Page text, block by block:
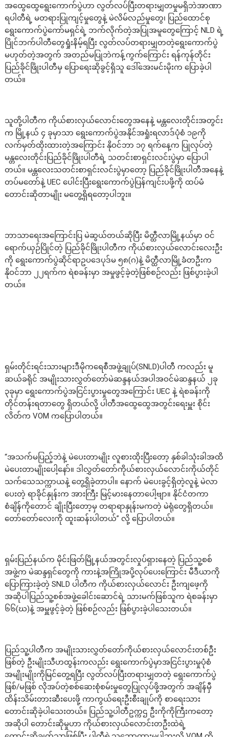
အထွေထွေရွေးကောက်ပွဲဟာ လွတ်လပ်ပြီးတရားမျှတမှုမရှိဘဲအာဏာ
ရပါတီရဲ့ မတရားပြုကျင့်မှုတွေနဲ့ မဲလိမ်လည်မှုတွေ၊ ပြည်ထောင်စု
ရွေးကောက်ပွဲကော်မရှင်ရဲ့ ဘက်လိုက်တဲ့အပြုအမူတွေကြောင့် NLD ရဲ့
ပြိုင်ဘက်ပါတီတွေရှုံးနိမ့်ရပြီး လွတ်လပ်တရားမျှတတဲ့ရွေးကောက်ပွဲ
မဟုတ်တဲ့အတွက် အတည်မပြုဘဲကန့်ကွက်ကြောင်း ရန်ကုန်တိုင်း
ပြည်ခိုင်ဖြိုးပါတီမှ ပြောရေးဆိုခွင့်ရှိသူ ဒေါ်အေးမင်းမိုးက ပြောခဲ့ပါ
တယ်။
သူတို့ပါတီက ကိုယ်စားလှယ်လောင်းတွေအနေနဲ့ မန္တလေးတိုင်းအတွင်း
က မြို့နယ် ၄ ခုမှာသာ ရွေးကောက်ပွဲအနိုင်အရှုံးရလာဒ်ပုံစံ ၁၉ကို
လက်မှတ်ထိုးထားတဲ့အကြောင်း နိုဝင်ဘာ ၁၇ ရက်နေ့က ပြုလုပ်တဲ့
မန္တလေးတိုင်းပြည်ခိုင်ဖြိုးပါတီရဲ့ သတင်းစာရှင်းလင်းပွဲမှာ ပြောပါ
တယ်။ မန္တလေးသတင်းစာရှင်းလင်းပွဲမှာတော့ ပြည်ခိုင်ဖြိုးပါတီအနေနဲ့
တပ်မတော်နဲ့ UEC ပေါင်းပြီးရွေးကောက်ပွဲပြန်ကျင်းပဖို့ကို ထပ်မံ
တောင်းဆိုတာမျိုး မတွေ့ရှိရတော့ပါဘူး။
ဘာသာရေးအကြောင်းပြ မဲဆွယ်တယ်ဆိုပြီး မိတ္ထီလာမြို့နယ်မှာ ဝင်
ရောက်ယှဉ်ပြိုင်တဲ့ ပြည်ခိုင်ဖြိုးပါတီက ကိုယ်စားလှယ်လောင်းလေးဦး
ကို ရွေးကောက်ပွဲဆိုင်ရာဥပဒေပုဒ်မ ၅၈(ဂ)နဲ့ မိတ္ထီလာမြို့ခံတဦးက
နိုဝင်ဘာ ၂၂ရက်က ရဲစခန်းမှာ အမှုဖွင့်ခဲ့တဲ့ဖြစ်စဉ်လည်း ဖြစ်ပွားခဲ့ပါ
တယ်။
ရှမ်းတိုင်းရင်းသားများဒီမိုကရေစီအဖွဲ့ချုပ်(SNLD)ပါတီ ကလည်း မူ
ဆယ်ခရိုင် အမျိုးသားလွှတ်တော်မဲဆန္ဒနယ်အပါအဝင်မဲဆန္ဒနယ် ၂ခု
၃ခုမှာ ရွေးကောက်ပွဲအငြင်းပွားမှုတွေအကြောင်း UEC နဲ့ ရဲစခန်းကို
တိုင်တန်းရတာတွေ ရှိတယ်လို့ ပါတီအထွေထွေအတွင်းရေးမှူး စိုင်း
လိတ်က VOM ကပြောပါတယ်။
“အသက်မပြည့်ဘဲနဲ့ မဲပေးတာမျိုး လူစားထိုးပြီးတော့ နှစ်ခါသုံးခါအထိ
မဲပေးတာမျိုးပေါ့နော်။ ဒါလွှတ်တော်ကိုယ်စားလှယ်လောင်းကိုယ်တိုင်
သက်သေသက္ကာယနဲ့ တွေ့ရှိခဲ့တာပါ။ နောက် မဲပေးခွင့်ရှိတဲ့လူနဲ့ မဲလာ
ပေးတဲ့ ရာခိုင်နှုန်းက အားကြီး မြင့်မားနေတာပေါ့ဗျာ။ နိုင်ငံတကာ
စံချိန်ကိုတောင် ချိုးပြီးတော့မှ တရာရာနှုန်းမကတဲ့ မဲရုံတွေရှိတယ်။
တော်တော်လေးကို ထူးဆန်းပါတယ်” လို့ ပြောပါတယ်။
ရှမ်းပြည်နယ်က မိုင်းဖြတ်မြို့နယ်အတွင်းလှုပ်ရှားနေတဲ့ ပြည်သူ့စစ်
အဖွဲ့က မဲဆန္ဒရှင်တွေကို ကားနဲ့အကြိုအပို့လုပ်ပေးကြောင်း မီဒီယာကို
ပြောကြားခဲ့တဲ့ SNLD ပါတီက ကိုယ်စားလှယ်လောင်း ဦးကျဖေ့ကို
အဆိုပါပြည်သူ့စစ်အဖွဲ့ခေါင်းဆောင်ရဲ့ သားမက်ဖြစ်သူက ရဲစခန်းမှာ
၆၆(ဃ)နဲ့ အမှူဖွင့်ခဲ့တဲ့ ဖြစ်စဉ်လည်း ဖြစ်ပွားခဲ့ပါသေးတယ်။
ပြည်သူ့ပါတီက အမျိုးသားလွှတ်တော်ကိုယ်စားလှယ်လောင်းတစ်ဦး
ဖြစ်တဲ့ ဦးမျိုးသီဟထွန်းကလည်း ရွေးကောက်ပွဲမှာအငြင်းပွားမှုပုံစံ
အမျိုးမျိုးကိုမြင်တွေ့ရပြီး လွတ်လပ်ပြီးတရားမျှတတဲ့ ရွေးကောက်ပွဲ
ဖြစ်/မဖြစ် လိုအပ်တဲ့စစ်ဆေးစုံစမ်းမှုတွေပြုလုပ်ဖို့အတွက် အချိန်မှီ
ထိန်းသိမ်းတားဆီးပေးဖို့ ကာကွယ်ရေးဦးစီးချုပ်ကို စာရေးသား
တောင်းဆိုခဲ့ပါသေးတယ်။ ပြည်သူ့ပါတီဥက္ကဌ ဦးကိုကိုကြီးကတော့
အဆိုပါ တောင်းဆိုမှုဟာ ကိုယ်စားလှယ်လောင်းတဦးထဲရဲ့